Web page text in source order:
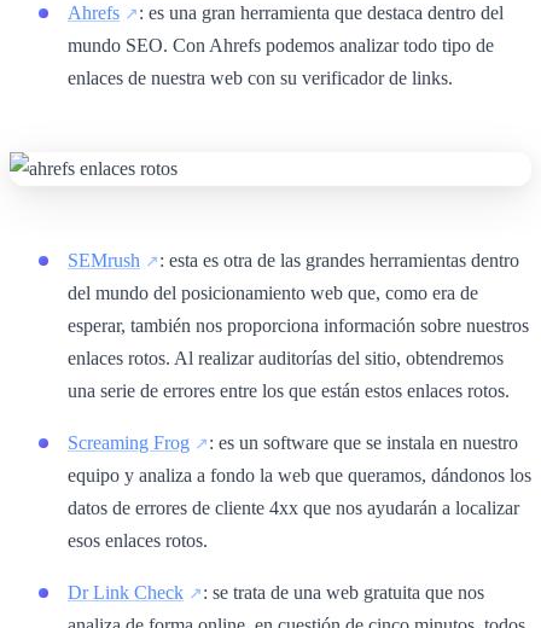
Ahrefs
: es una gran herramienta que destaca dentro del
mundo SEO. Con Ahrefs podemos analizar todo tipo de
enlaces de nuestra web con su verificador de links.
SEMrush
: esta es otra de las grandes herramientas dentro
del mundo del posicionamiento web que, como era de
esperar, también nos proporciona información sobre nuestros
enlaces rotos. Al realizar auditorías del sitio, obtendremos
una serie de errores entre los que están estos enlaces rotos.
Screaming Frog
: es un software que se instala en nuestro
equipo y analiza a fondo la web que queramos, dándonos los
datos de errores de cliente 4xx que nos ayudarán a localizar
esos enlaces rotos.
Dr Link Check
: se trata de una web gratuita que nos